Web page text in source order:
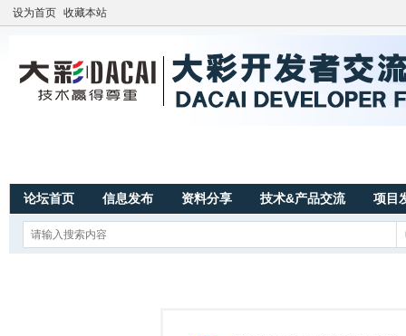
设为首页 收藏本站
论坛首页 信息发布 资料分享 技术&产品交流 项目